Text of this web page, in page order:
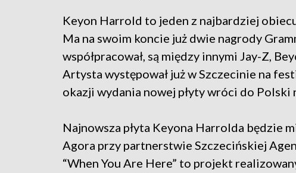
Keyon Harrold to jeden z najbardziej
Ma na swoim koncie już dwie nagrody
współpracował, są między innymi Jay-Z,
Artysta występował już w Szczecinie na
okazji wydania nowej płyty wróci do
Najnowsza płyta Keyona Harrolda będzie
Agora przy partnerstwie Szczecińskiej
“When You Are Here” to projekt